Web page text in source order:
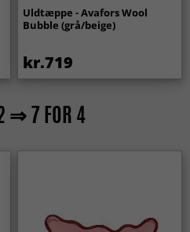
Uldtæppe - Avafors Wool
Bubble (grå/beige)
kr.719
⇒ 7 FOR 4